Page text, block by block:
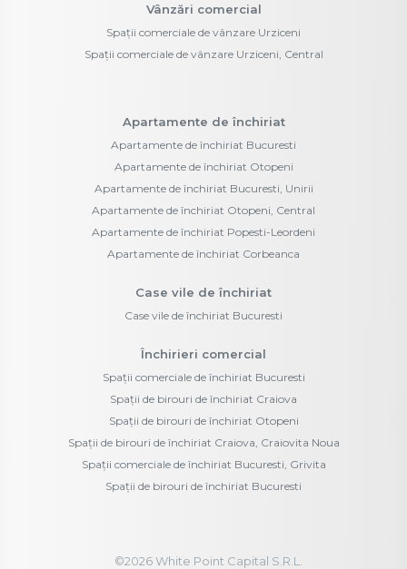
Vânzări comercial
Spații comerciale de vânzare Urziceni
Spații comerciale de vânzare Urziceni, Central
Apartamente de închiriat
Apartamente de închiriat Bucuresti
Apartamente de închiriat Otopeni
Apartamente de închiriat Bucuresti, Unirii
Apartamente de închiriat Otopeni, Central
Apartamente de închiriat Popesti-Leordeni
Apartamente de închiriat Corbeanca
Case vile de închiriat
Case vile de închiriat Bucuresti
Închirieri comercial
Spații comerciale de închiriat Bucuresti
Spații de birouri de închiriat Craiova
Spații de birouri de închiriat Otopeni
Spații de birouri de închiriat Craiova, Craiovita Noua
Spații comerciale de închiriat Bucuresti, Grivita
Spații de birouri de închiriat Bucuresti
©2026White Point Capital S.R.L.